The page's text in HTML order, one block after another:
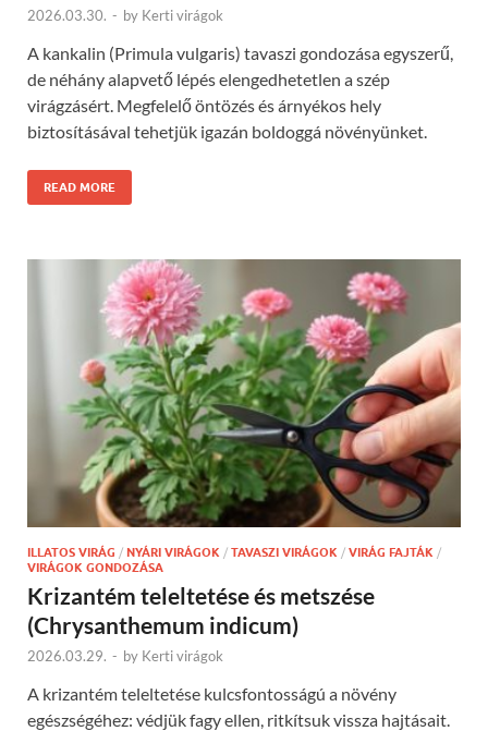
2026.03.30. - by Kerti virágok
A kankalin (Primula vulgaris) tavaszi gondozása egyszerű,
de néhány alapvető lépés elengedhetetlen a szép
virágzásért. Megfelelő öntözés és árnyékos hely
biztosításával tehetjük igazán boldoggá növényünket.
READ MORE
ILLATOS VIRÁG / NYÁRI VIRÁGOK / TAVASZI VIRÁGOK / VIRÁG FAJTÁK /
VIRÁGOK GONDOZÁSA
Krizantém teleltetése és metszése
(Chrysanthemum indicum)
2026.03.29. - by Kerti virágok
A krizantém teleltetése kulcsfontosságú a növény
egészségéhez: védjük fagy ellen, ritkítsuk vissza hajtásait.